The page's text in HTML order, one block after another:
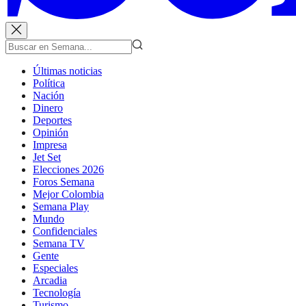
Últimas noticias
Política
Nación
Dinero
Deportes
Opinión
Impresa
Jet Set
Elecciones 2026
Foros Semana
Mejor Colombia
Semana Play
Mundo
Confidenciales
Semana TV
Gente
Especiales
Arcadia
Tecnología